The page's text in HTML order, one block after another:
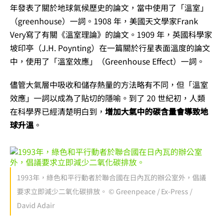
年發表了關於地球氣候歷史的論文，當中使用了「溫室」
（greenhouse）一詞。1908 年，美國天文學家Frank
Very寫了有關《溫室理論》的論文。1909 年，英國科學家
坡印亭（J.H. Poynting）在一篇關於行星表面溫度的論文
中，使用了「溫室效應」（Greenhouse Effect）一詞。
儘管大氣層中吸收和儲存熱量的方法略有不同，但「溫室
效應」一詞以成為了貼切的隱喻。到了 20 世紀初，人類
在科學界已經清楚明白到， 增加大氣中的碳含量會導致地
球升溫 。
1993年，綠色和平行動者於聯合國在日內瓦的辦公室外，倡議
要求立即減少二氧化碳排放。 © Greenpeace / Ex-Press /
David Adair